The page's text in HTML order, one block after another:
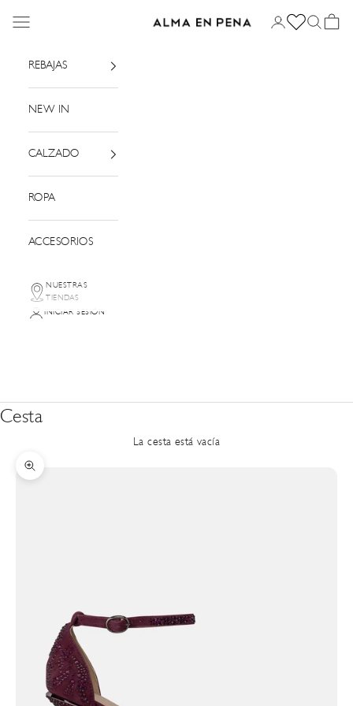
Alma en Pena
Menú Iniciar sesión
Buscar
Cesta
REBAJAS
NEW IN
CALZADO
ROPA
ACCESORIOS
NUESTRAS
TIENDAS
INICIAR SESIÓN
Cesta
La cesta está vacía
Zoom